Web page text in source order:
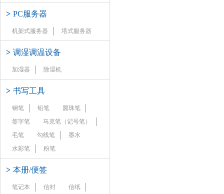
> PC服务器
机架式服务器 塔式服务器
> 调湿调温设备
加湿器 除湿机
> 书写工具
钢笔 铅笔
圆珠笔
签字笔
马克笔（记号笔）
毛笔
勾线笔
墨水
水彩笔
粉笔
> 本册/便签
笔记本 信封
信纸